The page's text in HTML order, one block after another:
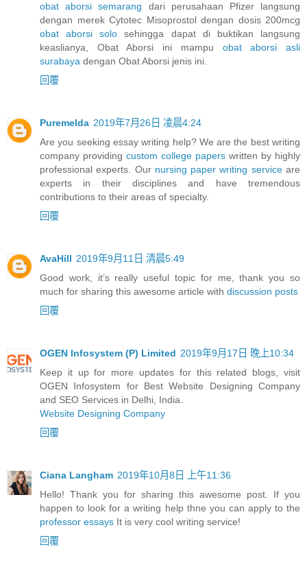
obat aborsi semarang dari perusahaan Pfizer langsung
dengan merek Cytotec Misoprostol dengan dosis 200mcg
obat aborsi solo sehingga dapat di buktikan langsung
keaslianya, Obat Aborsi ini mampu obat aborsi asli
surabaya dengan Obat Aborsi jenis ini.
回覆
Puremelda 2019年7月26日 凌晨4:24
Are you seeking essay writing help? We are the best writing
company providing custom college papers written by highly
professional experts. Our nursing paper writing serviceare
experts in their disciplines and have tremendous
contributions to their areas of specialty.
回覆
AvaHill 2019年9月11日 清晨5:49
Good work, it’s really useful topic for me, thank you so
much for sharing this awesome article with discussion posts
回覆
OGEN Infosystem (P) Limited 2019年9月17日 晚上10:34
Keep it up for more updates for this related blogs, visit
OGEN Infosystem for Best Website Designing Company
and SEO Services in Delhi, India.
Website Designing Company
回覆
Ciana Langham 2019年10月8日 上午11:36
Hello! Thank you for sharing this awesome post. If you
happen to look for a writing help thne you can apply to the
professor essays It is very cool writing service!
回覆